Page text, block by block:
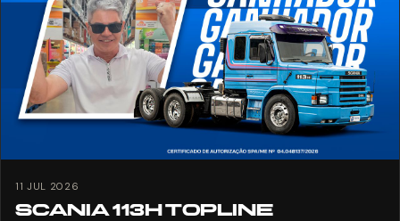
11 JUL 2026
SCANIA 113H TOPLINE